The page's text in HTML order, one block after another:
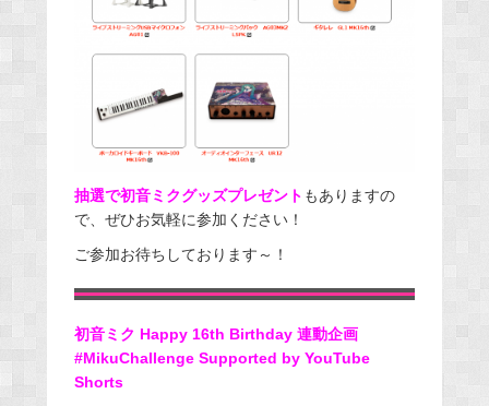
抽選で初音ミクグッズプレゼント もありますの
で、ぜひお気軽に参加ください！
ご参加お待ちしております～！
初音ミク Happy 16th Birthday 連動企画
#MikuChallenge Supported by YouTube
Shorts